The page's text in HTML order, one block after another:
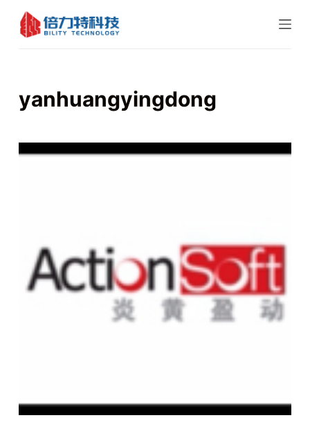
跳
过
yanhuangyingdong